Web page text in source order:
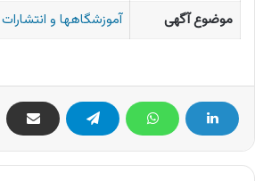
موضوع آگهی
آموزشگاهها و انتشارات